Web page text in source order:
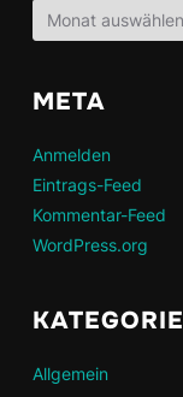
Archiv
META
Anmelden
Eintrags-Feed
Kommentar-Feed
WordPress.org
Allgemein